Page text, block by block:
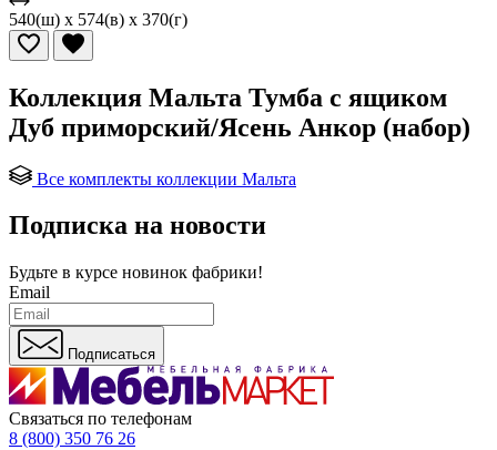
540(ш) x 574(в) x 370(г)
Коллекция Мальта Тумба с ящиком
Дуб приморский/Ясень Анкор (набор)
Все комплекты коллекции Мальта
Подписка на новости
Будьте в курсе новинок фабрики!
Email
Подписаться
Связаться по телефонам
8 (800) 350 76 26